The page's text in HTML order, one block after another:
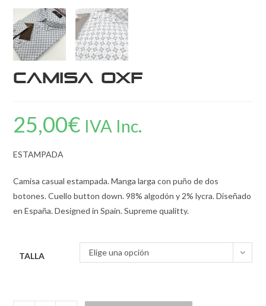
Camisa OXF
25,00€ IVA Inc.
ESTAMPADA
Camisa casual estampada. Manga larga con puño de dos
botones. Cuello button down. 98% algodón y 2% lycra. Diseñado
en España. Designed in Spain. Supreme qualitty.
TALLA Elige una opción